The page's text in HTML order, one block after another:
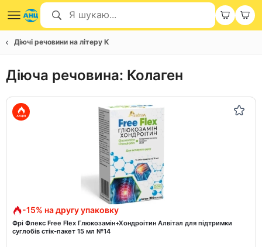
Діючі речовини на літеру К
Діюча речовина: Колаген
-15% на другу упаковку
Фрі Флекс Free Flex Глюкозамін+Хондроітин Алвітал для підтримки
суглобів стік-пакет 15 мл №14